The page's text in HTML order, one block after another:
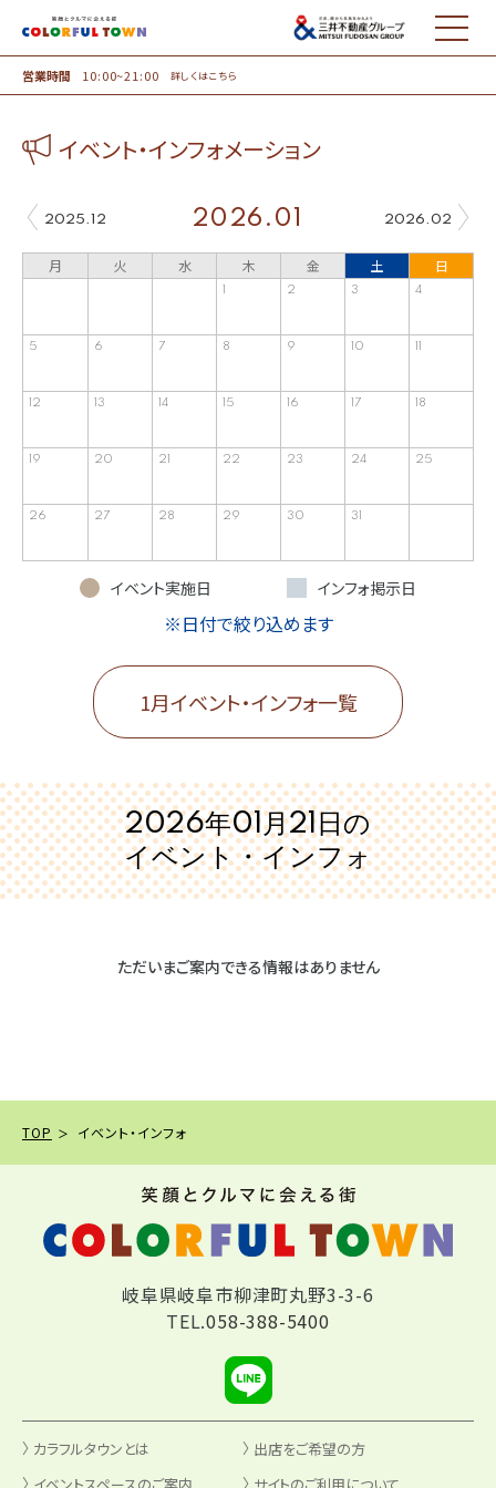
MENU
営業時間 10:00~21:00 詳しくはこちら
イベント・インフォメーション
2025.12 2026.02
2026.01
月 火 水 木 金 土 日
1 2 3 4
5 6 7 8 9 10 11
12 13 14 15 16 17 18
19 20 21 22 23 24 25
26 27 28 29 30 31
イベント実施日 インフォ掲示日
※日付で絞り込めます
1月イベント・インフォ一覧
2026年01月21日の
イベント・インフォ
ただいまご案内できる情報はありません
TOP イベント・インフォ
岐阜県岐阜市柳津町丸野3-3-6
TEL.058-388-5400
カラフルタウンとは
出店をご希望の方